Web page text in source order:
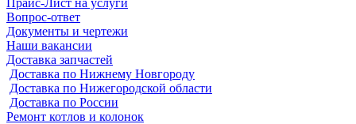
Вопрос-ответ
Документы и чертежи
Наши вакансии
Доставка запчастей
Доставка по Нижнему Новгороду
Доставка по Нижегородской области
Доставка по России
Ремонт котлов и колонок